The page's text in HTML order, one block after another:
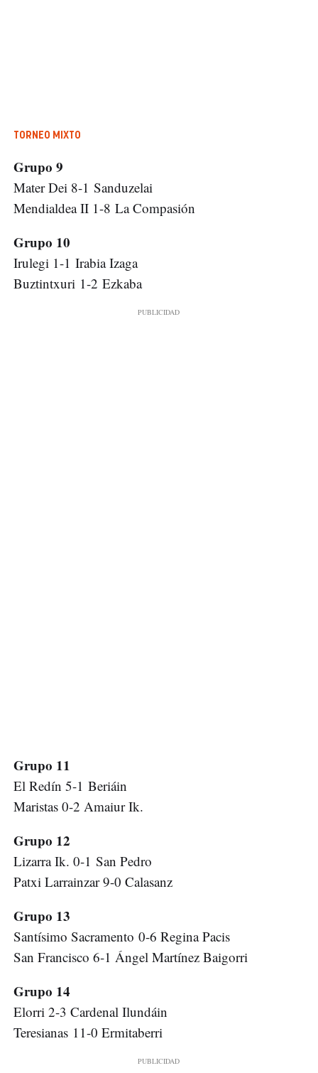
TORNEO MIXTO
Grupo 9
Mater Dei 8-1 Sanduzelai
Mendialdea II 1-8 La Compasión
Grupo 10
Irulegi 1-1 Irabia Izaga
Buztintxuri 1-2 Ezkaba
Grupo 11
El Redín 5-1 Beriáin
Maristas 0-2 Amaiur Ik.
Grupo 12
Lizarra Ik. 0-1 San Pedro
Patxi Larrainzar 9-0 Calasanz
Grupo 13
Santísimo Sacramento 0-6 Regina Pacis
San Francisco 6-1 Ángel Martínez Baigorri
Grupo 14
Elorri 2-3 Cardenal Ilundáin
Teresianas 11-0 Ermitaberri